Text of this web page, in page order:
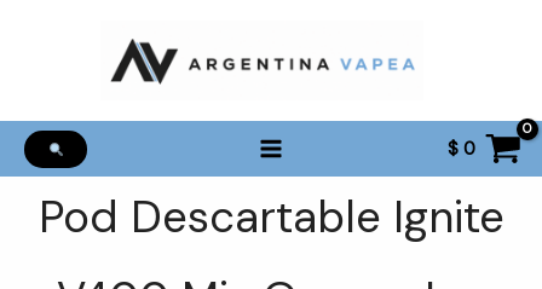
$0
Pod Descartable Ignite